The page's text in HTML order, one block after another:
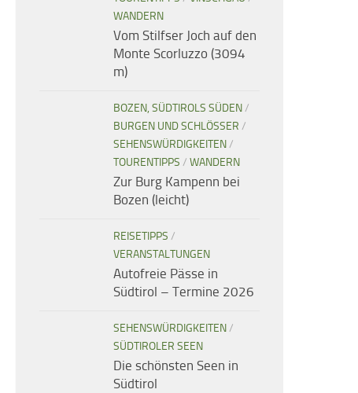
WANDERN
Vom Stilfser Joch auf den
Monte Scorluzzo (3094
m)
BOZEN, SÜDTIROLS SÜDEN/
BURGEN UND SCHLÖSSER /
SEHENSWÜRDIGKEITEN/
TOURENTIPPS / WANDERN
Zur Burg Kampenn bei
Bozen (leicht)
REISETIPPS /
VERANSTALTUNGEN
Autofreie Pässe in
Südtirol – Termine 2026
SEHENSWÜRDIGKEITEN/
SÜDTIROLER SEEN
Die schönsten Seen in
Südtirol